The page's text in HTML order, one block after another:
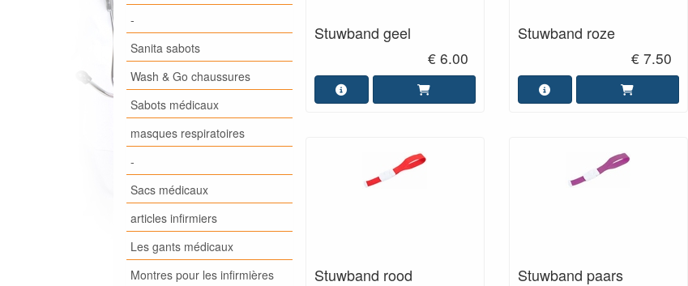
-
Sanita sabots
Wash & Go chaussures
Sabots médicaux
masques respiratoires
-
Sacs médicaux
articles infirmiers
Les gants médicaux
Montres pour les infirmières
Stuwband geel
€ 6.00
Stuwband roze
€ 7.50
Stuwband rood Stuwband paars